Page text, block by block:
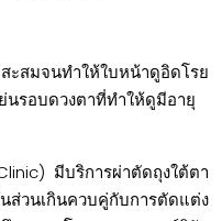
สมจนทำให้ใบหน้าดูอิดโรย
นรอบดวงตาที่ทำให้ดูมีอายุ
มีบริการผ่าตัดถุงใต้ตา
นเกินควบคู่กับการตัดแต่ง